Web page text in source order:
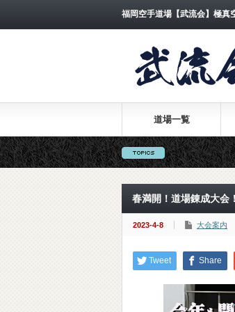
福岡空手道場【武流会】極真
道場一覧
春満開！道場錬成大会
2023-4-8 大会案内
Tweet Share